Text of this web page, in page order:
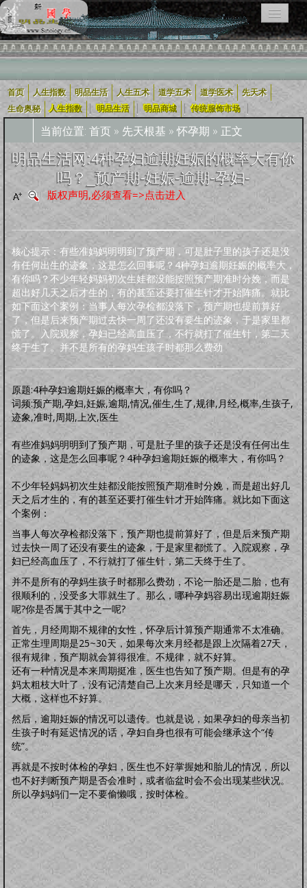
相关栏目导航：
用户入口导航
企业用户 道学五术 人生五术 社会科技 学术研究 宗教融合
道学经
典
四库全
书
苑
养生撷
粹
道家文
化
哲学宗
教
古典散
文
词
古典小
说
外国文
学
新约 旧
约
可兰经
约
学
佛教经
文
人生指数
人生指数 社会指数 职业指数 道德指数 基元指数 康寿指数
先天指数
上古咒语
明品生活
调养保健 鸡汤杂谈 风水家居 中正汉服 文化活动 海宇天堂
五力三要
虚拟人生
虚拟父母
人生五术
技能职场 婚恋家庭 人际社交 思维道德
道学五术
道学卜算术 道学命理术 道学仙山术 道学相术
道学医术
中药常识 中药方剂 药膳食谱 偏方秘方 药酒秘方 经络穴位
道医药浴
道医药茶
人间万象
综合动态 文化活动
往事旧闻
动态公告
婴童架构
新生婴儿 零壹岁婴儿 一三岁婴幼 三六岁幼儿 胎教常识
胎教音乐
心理行为
亲子游戏 安全教育 婴儿食谱 妈妈食谱
生命奥秘
生命探索 数理研究 医学技术 世界科研
先天根基
怀孕前 怀孕期 分娩期 产后期
婴幼卫保
健康教育 家居卫生 保健常识 卫生清洁 婴幼健康 护理卫生
日常除菌
日常消毒
首页 人生指数 明品生活 人生五术 道学五术 道学医术
先天术
生命奥秘
人生指数 | 明品生活 | 明品商城 | 传统服饰市场 |
当前位置: 首页 » 先天根基 »怀孕期 » 正文
明品生活网:4种孕妇逾期妊娠的概率大有你
吗？_预产期-妊娠-逾期-孕妇-
版权声明,必须查看=>点击进入
核心提示：有些准妈妈明明到了预产期，可是肚子里的孩子还是没
有任何出生的迹象，这是怎么回事呢？4种孕妇逾期妊娠的概率大，
有你吗？不少年轻妈妈初次生娃都没能按照预产期准时分娩，而是
超出好几天之后才生的，有的甚至还要打催生针才开始阵痛。就比
如下面这个案例：当事人每次孕检都没落下，预产期也提前算好
了，但是后来预产期过去快一周了还没有要生的迹象，于是家里都
慌了。入院观察，孕妇已经高血压了，不行就打了催生针，第二天
终于生了。并不是所有的孕妈生孩子时都那么费劲
原题:4种孕妇逾期妊娠的概率大，有你吗？
词频:预产期,孕妇,妊娠,逾期,情况,催生,生了,规律,月经,概率,生孩子,
迹象,准时,周期,上次,医生
有些准妈妈明明到了预产期，可是肚子里的孩子还是没有任何出生
的迹象，这是怎么回事呢？4种孕妇逾期妊娠的概率大，有你吗？
不少年轻妈妈初次生娃都没能按照预产期准时分娩，而是超出好几
天之后才生的，有的甚至还要打催生针才开始阵痛。就比如下面这
个案例：
当事人每次孕检都没落下，预产期也提前算好了，但是后来预产期
过去快一周了还没有要生的迹象，于是家里都慌了。入院观察，孕
妇已经高血压了，不行就打了催生针，第二天终于生了。
并不是所有的孕妈生孩子时都那么费劲，不论一胎还是二胎，也有
很顺利的，没受多大罪就生了。那么，哪种孕妈容易出现逾期妊娠
呢?你是否属于其中之一呢?
首先，月经周期不规律的女性，怀孕后计算预产期通常不太准确。
正常生理周期是25~30天，如果每次来月经都是跟上次隔着27天，
很有规律，预产期就会算得很准。不规律，就不好算。
还有一种情况是本来周期挺准，医生也告知了预产期。但是有的孕
妈太粗枝大叶了，没有记清楚自己上次来月经是哪天，只知道一个
大概，这样也不好算。
然后，逾期妊娠的情况可以遗传。也就是说，如果孕妇的母亲当初
生孩子时有延迟情况的话，孕妇自身也很有可能会继承这个“传
统”。
再就是不按时体检的孕妇，医生也不好掌握她和胎儿的情况，所以
也不好判断预产期是否会准时，或者临盆时会不会出现某些状况。
所以孕妈妈们一定不要偷懒哦，按时体检。